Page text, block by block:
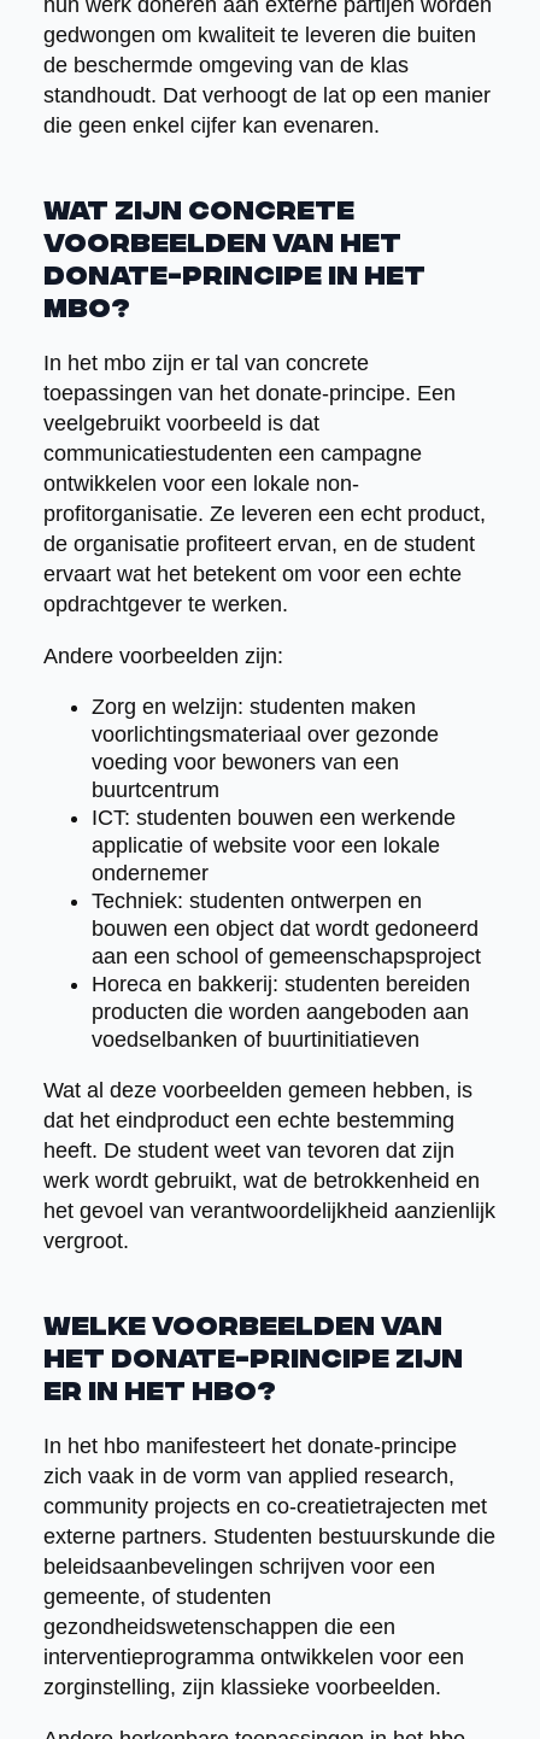
gedwongen om kwaliteit te leveren die buiten
de beschermde omgeving van de klas
standhoudt. Dat verhoogt de lat op een manier
die geen enkel cijfer kan evenaren.
Wat zijn concrete
voorbeelden van het
donate-principe in het
mbo?
In het mbo zijn er tal van concrete
toepassingen van het donate-principe. Een
veelgebruikt voorbeeld is dat
communicatiestudenten een campagne
ontwikkelen voor een lokale non-
profitorganisatie. Ze leveren een echt product,
de organisatie profiteert ervan, en de student
ervaart wat het betekent om voor een echte
opdrachtgever te werken.
Andere voorbeelden zijn:
Zorg en welzijn: studenten maken
voorlichtingsmateriaal over gezonde
voeding voor bewoners van een
buurtcentrum
ICT: studenten bouwen een werkende
applicatie of website voor een lokale
ondernemer
Techniek: studenten ontwerpen en
bouwen een object dat wordt gedoneerd
aan een school of gemeenschapsproject
Horeca en bakkerij: studenten bereiden
producten die worden aangeboden aan
voedselbanken of buurtinitiatieven
Wat al deze voorbeelden gemeen hebben, is
dat het eindproduct een echte bestemming
heeft. De student weet van tevoren dat zijn
werk wordt gebruikt, wat de betrokkenheid en
het gevoel van verantwoordelijkheid aanzienlijk
vergroot.
Welke voorbeelden van
het donate-principe zijn
er in het hbo?
In het hbo manifesteert het donate-principe
zich vaak in de vorm van applied research,
community projects en co-creatietrajecten met
externe partners. Studenten bestuurskunde die
beleidsaanbevelingen schrijven voor een
gemeente, of studenten
gezondheidswetenschappen die een
interventieprogramma ontwikkelen voor een
zorginstelling, zijn klassieke voorbeelden.